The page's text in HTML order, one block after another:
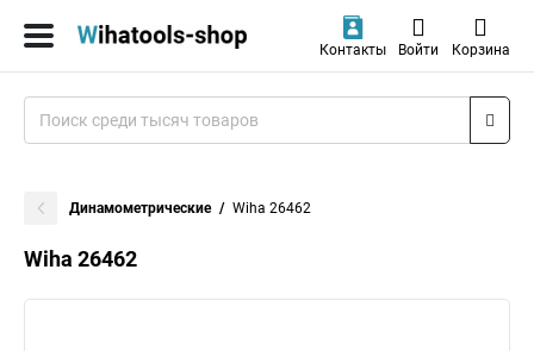
Контакты Войти Корзина
Динамометрические Wiha 26462
Wiha 26462